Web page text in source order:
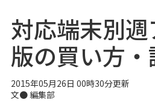
対応端末別
版の買い方
2015年05月26日 00時30分更新
文● 編集部